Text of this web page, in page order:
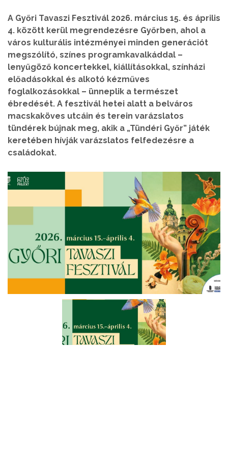
A Győri Tavaszi Fesztivál 2026. március 15. és április
4. között kerül megrendezésre Győrben, ahol a
város kulturális intézményei minden generációt
megszólító, színes programkavalkáddal –
lenyűgöző koncertekkel, kiállításokkal, színházi
előadásokkal és alkotó kézműves
foglalkozásokkal – ünneplik a természet
ébredését. A fesztivál hetei alatt a belváros
macskaköves utcáin és terein varázslatos
tündérek bújnak meg, akik a „Tündéri Győr” játék
keretében hívják varázslatos felfedezésre a
családokat.